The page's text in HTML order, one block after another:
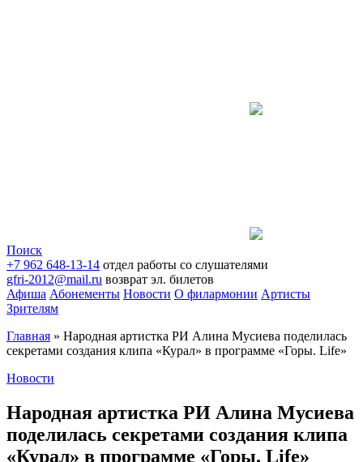
Поиск
+7 962 648-13-14 отдел работы со слушателями
gfri-2012@mail.ru возврат эл. билетов
Афиша Абонементы Новости О филармонии Артисты
Зрителям
Главная » Народная артистка РИ Алина Мусиева поделилась
секретами создания клипа «Курал» в программе «Горы. Life»
Новости
Народная артистка РИ Алина Мусиева
поделилась секретами создания клипа
«Курал» в программе «Горы. Life»